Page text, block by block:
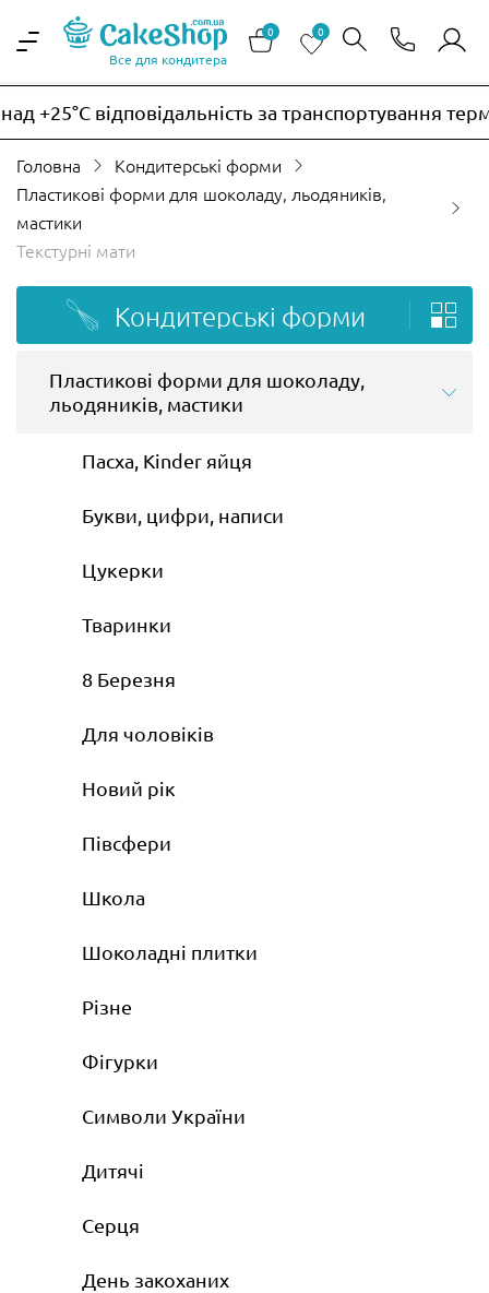
Все для кондитера
0 0
відповідальність за транспортування
Головна
Кондитерські форми
Пластикові форми для шоколаду, льодяників,
мастики
Текстурні мати
Кондитерські форми
Пластикові форми для шоколаду,
льодяників, мастики
Пасха, Kinder яйця
Букви, цифри, написи
Цукерки
Тваринки
8 Березня
Для чоловіків
Новий рік
Півсфери
Школа
Шоколадні плитки
Різне
Фігурки
Символи України
Дитячі
Серця
День закоханих